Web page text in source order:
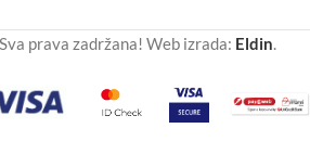
prava zadržana! Web izrada: Eldin